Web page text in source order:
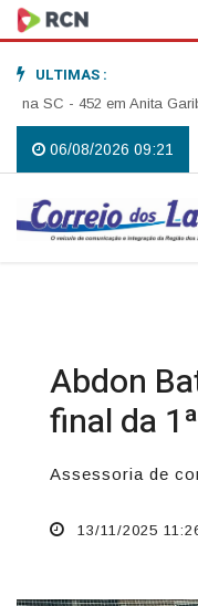
ULTIMAS :
SC - 452 em Anita Garibaldi
06/08/2026 09:21
Abdon
final da
Assessoria de
13/11/2025